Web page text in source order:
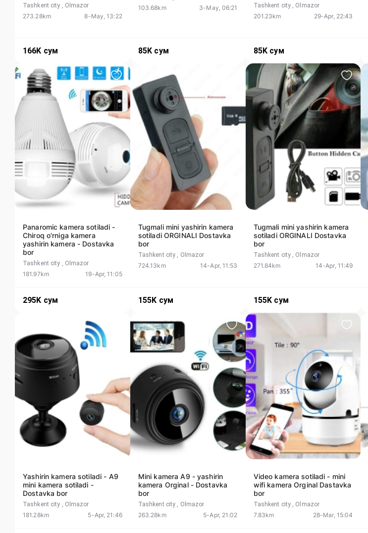
Tashkent city , Olmazor
273.28km 8-May, 13:22
166K сум
103.68km 3-May, 06:21
85K сум
Tashkent city , Olmazor
201.23km 29-Apr, 22:43
85K сум
Panaromic kamera sotiladi -
Chiroq o'rniga kamera
yashirin kamera - Dostavka
bor
Tashkent city , Olmazor
181.97km 19-Apr, 11:05
295K сум
Tugmali mini yashirin kamera
sotiladi ORGINALI Dostavka
bor
Tashkent city , Olmazor
724.13km 14-Apr, 11:53
155K сум
Tugmali mini yashirin kamera
sotiladi ORGINALI Dostavka
bor
Tashkent city , Olmazor
271.84km 14-Apr, 11:49
155K сум
Yashirin kamera sotiladi - A9
mini kamera sotiladi -
Dostavka bor
Tashkent city , Olmazor
181.28km 5-Apr, 21:46
Mini kamera A9 - yashirin
kamera Orginal - Dostavka
bor
Tashkent city , Olmazor
263.28km 5-Apr, 21:02
Video kamera sotiladi - mini
wifi kamera Orginal Dastavka
bor
Tashkent city , Olmazor
7.83km 28-Mar, 15:04